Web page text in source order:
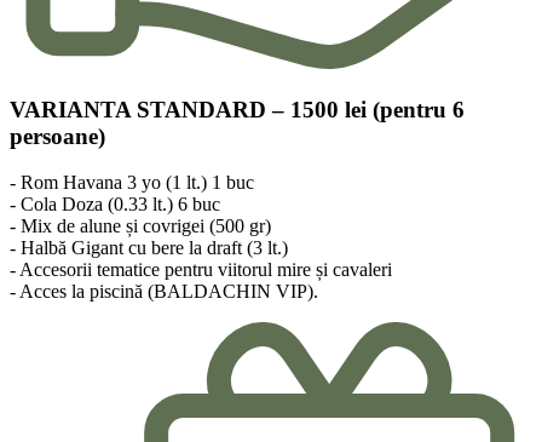
VARIANTA STANDARD – 1500 lei (pentru 6
persoane)
- Rom Havana 3 yo (1 lt.) 1 buc
- Cola Doza (0.33 lt.) 6 buc
- Mix de alune și covrigei (500 gr)
- Halbă Gigant cu bere la draft (3 lt.)
- Accesorii tematice pentru viitorul mire și cavaleri
- Acces la piscină (BALDACHIN VIP).